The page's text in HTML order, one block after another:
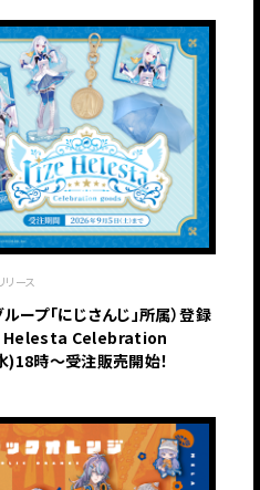
リース
ープ「にじさんじ」所属）登録
Helesta Celebration
時～受注販売開始！